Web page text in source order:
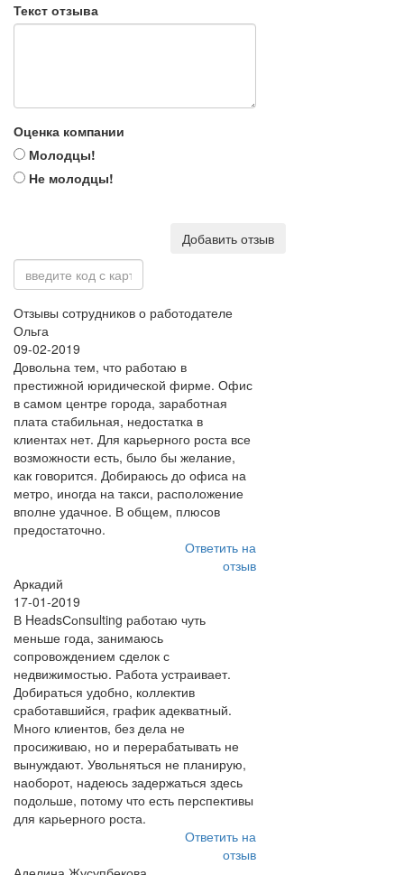
Текст отзыва
Оценка компании
Молодцы!
Не молодцы!
Добавить отзыв
Отзывы сотрудников о работодателе
Ольга
09-02-2019
Довольна тем, что работаю в
престижной юридической фирме. Офис
в самом центре города, заработная
плата стабильная, недостатка в
клиентах нет. Для карьерного роста все
возможности есть, было бы желание,
как говорится. Добираюсь до офиса на
метро, иногда на такси, расположение
вполне удачное. В общем, плюсов
предостаточно.
Ответить на
отзыв
Аркадий
17-01-2019
В HeadsСоnsulting работаю чуть
меньше года, занимаюсь
сопровождением сделок с
недвижимостью. Работа устраивает.
Добираться удобно, коллектив
сработавшийся, график адекватный.
Много клиентов, без дела не
просиживаю, но и перерабатывать не
вынуждают. Увольняться не планирую,
наоборот, надеюсь задержаться здесь
подольше, потому что есть перспективы
для карьерного роста.
Ответить на
отзыв